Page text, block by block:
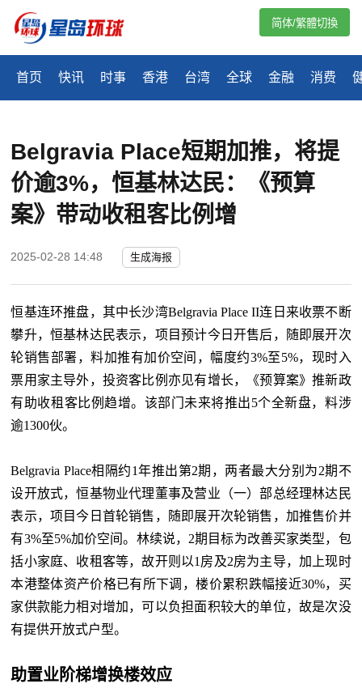
首页 快讯 时事 香港 台湾 全球 金融 消费
简体/繁體切換
Belgravia Place短期加推，将提
价逾3%，恒基林达民：《预算
案》带动收租客比例增
2025-02-28 14:48 生成海报
恒基连环推盘，其中长沙湾Belgravia Place II连日来收票不断
攀升，恒基林达民表示，项目预计今日开售后，随即展开次
轮销售部署，料加推有加价空间，幅度约3%至5%，现时入
票用家主导外，投资客比例亦见有增长，《预算案》推新政
有助收租客比例趋增。该部门未来将推出5个全新盘，料涉
逾1300伙。
Belgravia Place相隔约1年推出第2期，两者最大分别为2期不
设开放式，恒基物业代理董事及营业（一）部总经理林达民
表示，项目今日首轮销售，随即展开次轮销售，加推售价并
有3%至5%加价空间。林续说，2期目标为改善买家类型，包
括小家庭、收租客等，故开则以1房及2房为主导，加上现时
本港整体资产价格已有所下调，楼价累积跌幅接近30%，买
家供款能力相对增加，可以负担面积较大的单位，故是次没
有提供开放式户型。
助置业阶梯增换楼效应